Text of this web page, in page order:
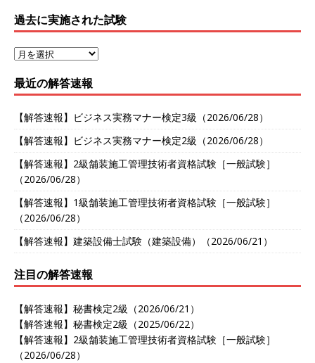
過去に実施された試験
最近の解答速報
【解答速報】ビジネス実務マナー検定3級（2026/06/28）
【解答速報】ビジネス実務マナー検定2級（2026/06/28）
【解答速報】2級舗装施工管理技術者資格試験［一般試験］
（2026/06/28）
【解答速報】1級舗装施工管理技術者資格試験［一般試験］
（2026/06/28）
【解答速報】建築設備士試験（建築設備）（2026/06/21）
注目の解答速報
【解答速報】秘書検定2級（2026/06/21）
【解答速報】秘書検定2級（2025/06/22）
【解答速報】2級舗装施工管理技術者資格試験［一般試験］
（2026/06/28）